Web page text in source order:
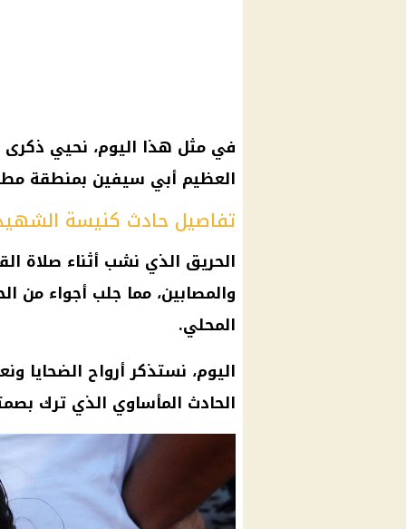
في مثل هذا اليوم، نحيي
العظيم أبي سيفين بمنطقة
تفاصيل حادث كنيسة
الحريق الذي نشب أثناء صلاة
والمصابين، مما جلب أجواء من
المحلي.
اليوم، نستذكر أرواح الضحايا
الحادث المأساوي الذي ترك